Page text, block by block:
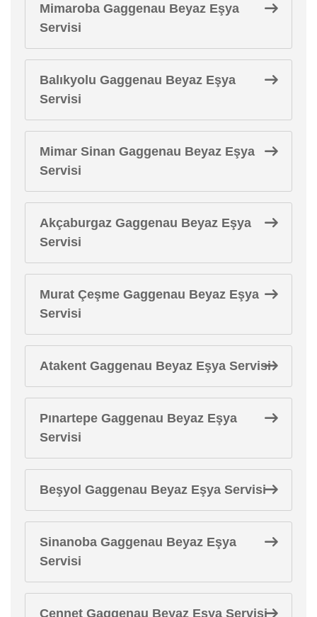
Mimaroba Gaggenau Beyaz Eşya
Servisi
Balıkyolu Gaggenau Beyaz Eşya
Servisi
Mimar Sinan Gaggenau Beyaz Eşya
Servisi
Akçaburgaz Gaggenau Beyaz Eşya
Servisi
Murat Çeşme Gaggenau Beyaz Eşya
Servisi
Atakent Gaggenau Beyaz Eşya Servisi
Pınartepe Gaggenau Beyaz Eşya
Servisi
Beşyol Gaggenau Beyaz Eşya Servisi
Sinanoba Gaggenau Beyaz Eşya
Servisi
Cennet Gaggenau Beyaz Eşya Servisi